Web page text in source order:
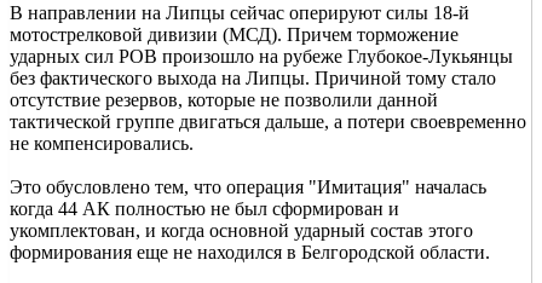
В направлении на Липцы сейчас оперируют силы 18-й
мотострелковой дивизии (МСД). Причем торможение
ударных сил РОВ произошло на рубеже Глубокое-Лукьянцы
без фактического выхода на Липцы. Причиной тому стало
отсутствие резервов, которые не позволили данной
тактической группе двигаться дальше, а потери своевременно
не компенсировались.
Это обусловлено тем, что операция "Имитация" началась
когда 44 АК полностью не был сформирован и
укомплектован, и когда основной ударный состав этого
формирования еще не находился в Белгородской области.